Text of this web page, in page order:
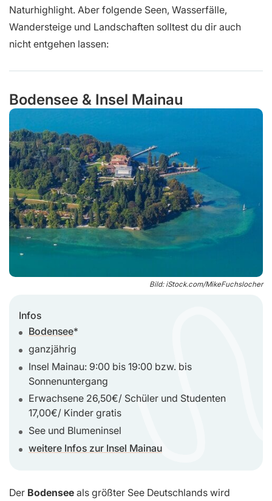
Naturhighlight. Aber folgende Seen, Wasserfälle,
Wandersteige und Landschaften solltest du dir auch
nicht entgehen lassen:
Bodensee & Insel Mainau
Bild: iStock.com/MikeFuchslocher
Infos
Bodensee
ganzjährig
Insel Mainau: 9:00 bis 19:00 bzw. bis
Sonnenuntergang
Erwachsene 26,50€/ Schüler und Studenten
17,00€/ Kinder gratis
See und Blumeninsel
weitere Infos zur Insel Mainau
Der Bodensee als größter See Deutschlands wird